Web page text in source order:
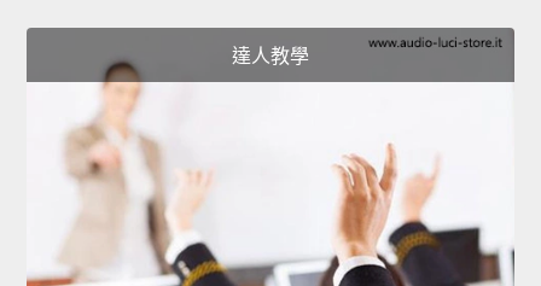
達人教學